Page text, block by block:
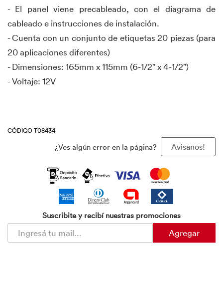
- El panel viene precableado, con el diagrama de
cableado e instrucciones de instalación.
- Cuenta con un conjunto de etiquetas 20 piezas (para
20 aplicaciones diferentes)
- Dimensiones: 165mm x 115mm (6-1/2" x 4-1/2")
- Voltaje: 12V
CÓDIGO T08434
¿Ves algún error en la página? Avisanos!
Suscribite y recibí nuestras promociones
Agregar